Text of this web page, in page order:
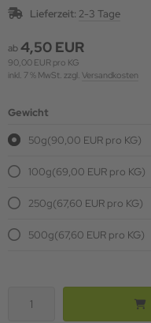
Lieferzeit: 2-3 Tage
ab4,50 EUR
90,00 EUR pro KG
inkl. 7 % MwSt. zzgl. Versandkosten
Gewicht
50g(90,00 EUR pro KG)
100g(69,00 EUR pro KG)
250g(67,60 EUR pro KG)
500g(67,60 EUR pro KG)